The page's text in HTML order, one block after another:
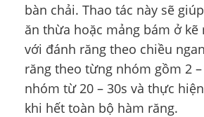
bàn chải. Thao tác này sẽ
ăn thừa hoặc mảng bám ở kẽ
với đánh răng theo chiều
răng theo từng nhóm gồm 2
nhóm từ 20 – 30s và thực
khi hết toàn bộ hàm răng.